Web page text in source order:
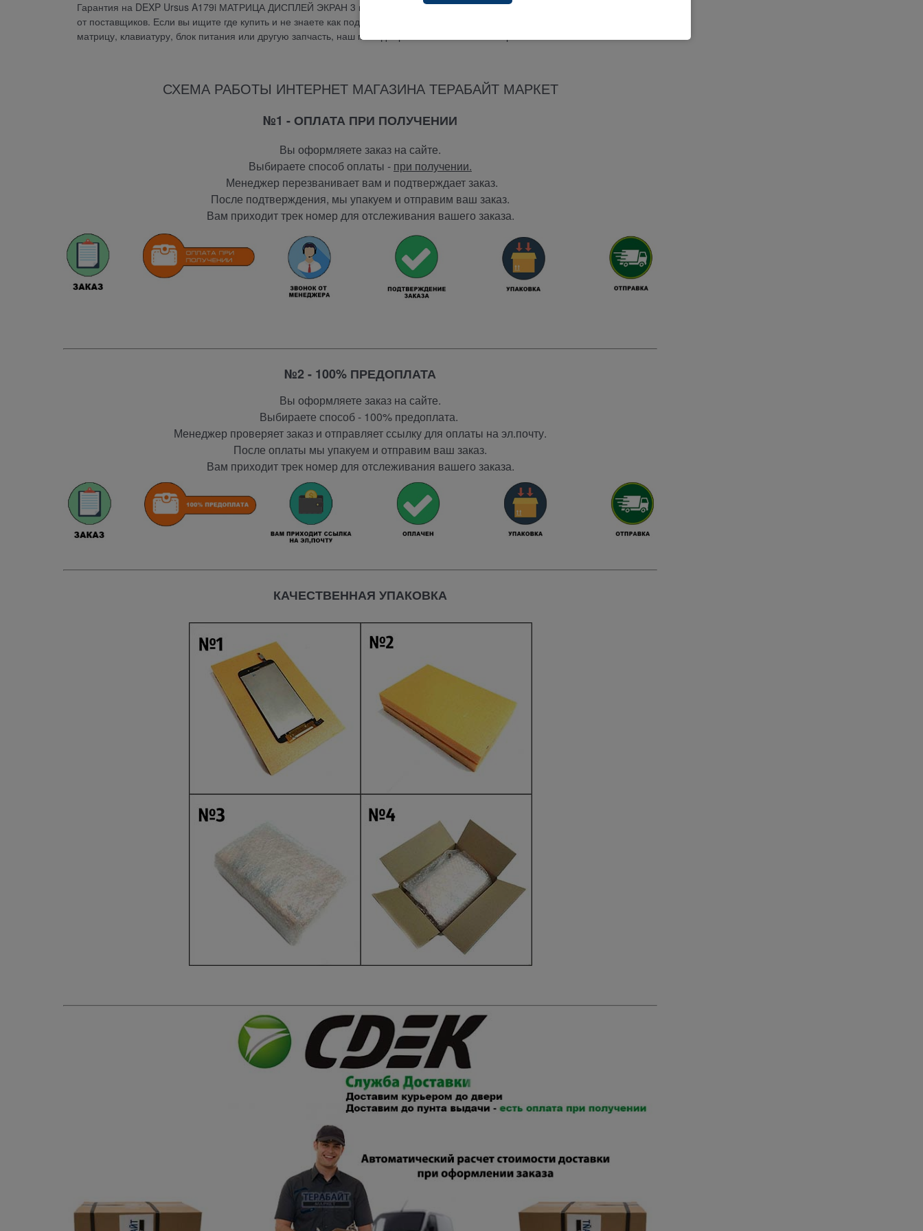
Гарантия на DEXP Ursus A179i МАТРИЦА ДИСПЛЕЙ ЭКРАН 3 месяца. Огромный выбор оригинальный запчастей напрямую
от поставщиков. Если вы ищите где купить и не знаете как подобрать тачскрин, сенсор, экран, дисплей, аккумулятор,
матрицу, клавиатуру, блок питания или другую запчасть, наш менеджер ответит на любые вопросы.
СХЕМА РАБОТЫ ИНТЕРНЕТ МАГАЗИНА ТЕРАБАЙТ МАРКЕТ
№1 - ОПЛАТА ПРИ ПОЛУЧЕНИИ
Вы оформляете заказ на сайте.
Выбираете способ оплаты - при получении.
Менеджер перезванивает вам и подтверждает заказ.
После подтверждения, мы упакуем и отправим ваш заказ.
Вам приходит трек номер для отслеживания вашего заказа.
№2 - 100% ПРЕДОПЛАТА
Вы оформляете заказ на сайте.
Выбираете способ - 100% предоплата.
Менеджер проверяет заказ и отправляет ссылку для оплаты на эл.почту.
После оплаты мы упакуем и отправим ваш заказ.
Вам приходит трек номер для отслеживания вашего заказа.
КАЧЕСТВЕННАЯ УПАКОВКА